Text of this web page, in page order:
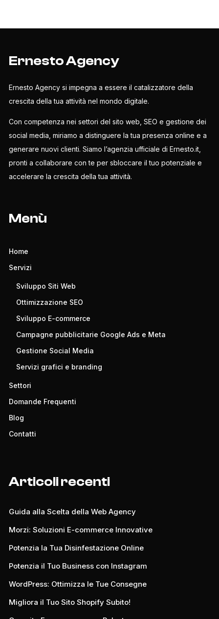
Ernesto Agency
Ernesto Agency si impegna a essere il catalizzatore della
crescita della tua attività nel mondo digitale.
Con competenza nei settori del sito web, SEO e gestione dei
social media, miriamo a distinguere la tua presenza online e a
generare nuovi clienti. Siamo l’agenzia ufficiale di Ernesto.it,
pronti a collaborare con te per sbloccare il tuo potenziale e
accelerare la crescita della tua attività.
Menù
Home
Servizi
Sviluppo Siti Web
Ottimizzazione SEO
Sviluppo E-commerce
Campagne pubblicitarie Google Ads e Meta
Gestione Social Media
Servizi grafici e branding
Settori
Domande Frequenti
Blog
Contatti
Articoli recenti
Guida alla Scelta della Web Agency
Morzi: Soluzioni E-commerce Innovative
Potenzia la Tua Disinfestazione Online
Potenzia il Tuo Business con Instagram
WordPress: Ottimizza le Tue Consegne
Migliora il Tuo Sito Shopify Subito!